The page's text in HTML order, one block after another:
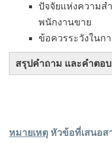
ปัจจัยแห่งความส
พนักงานขาย
ข้อควรระวังในก
สรุปคำถาม และคำตอบ
หมายเหตุ หัวข้อที่เสนอส